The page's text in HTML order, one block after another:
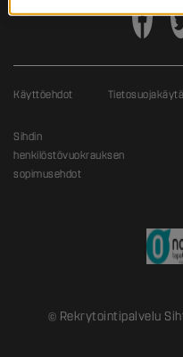
Käyttöehdot
Sihdin
henkilöstövuokrauksen
sopimusehdot
© Rekrytointipalvelu